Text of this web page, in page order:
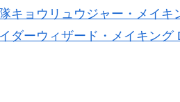
キョウリュウジャー・メイキ
ダーウィザード・メイキング